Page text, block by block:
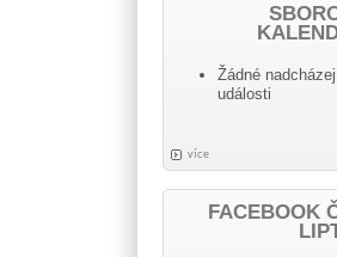
Žádné
události
více
FACEBOOK